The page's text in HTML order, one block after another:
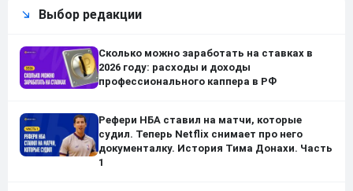
Выбор редакции
Сколько можно заработать на ставках в
2026 году: расходы и доходы
профессионального каппера в РФ
Рефери НБА ставил на матчи, которые
судил. Теперь Netflix снимает про него
документалку. История Тима Донахи. Часть
1